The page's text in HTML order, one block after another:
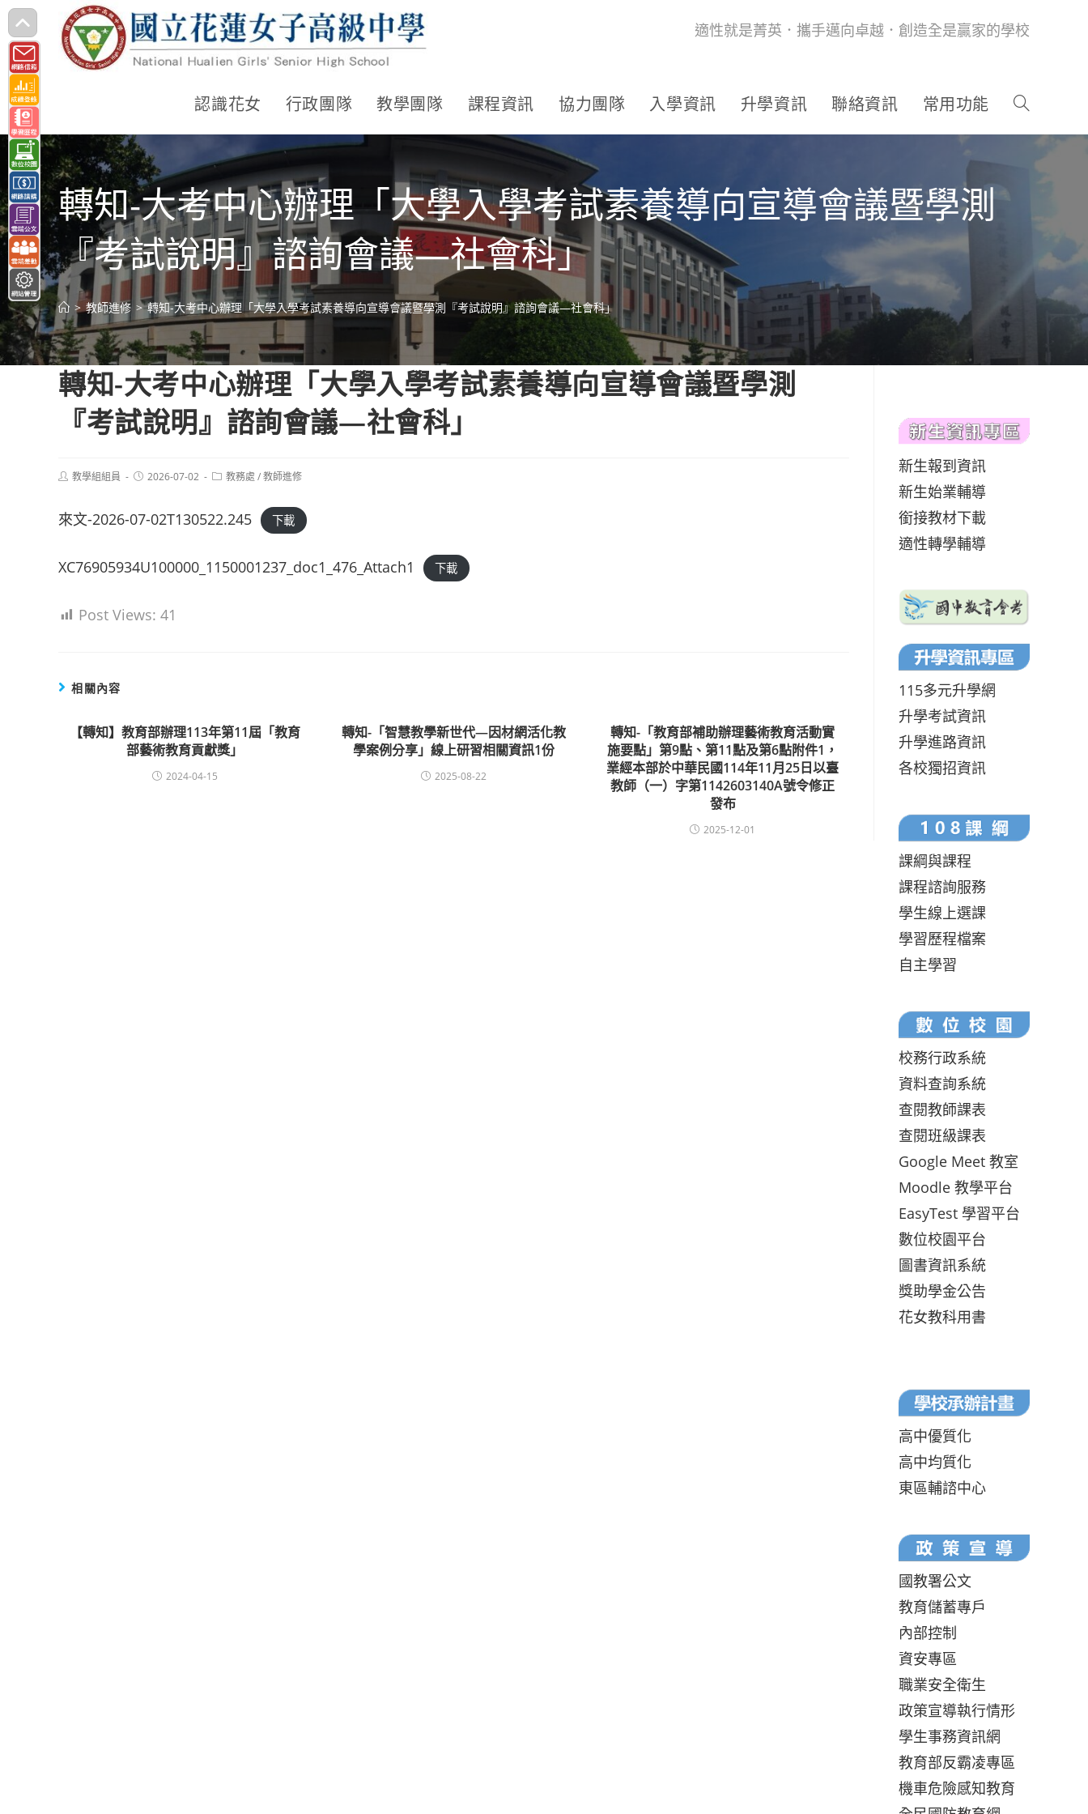
跳
轉
至
主
要
內
容
適性就是菁英．攜手邁向卓越．創造全是贏家的學校
認識花女 行政團隊 教學團隊 課程資訊 協力團隊 入學資訊 升學資訊 聯絡資訊 常用功能
轉知-大考中心辦理「大學入學考試素養導向宣導會議暨學測
『考試說明』諮詢會議—社會科」
> 教師進修 > 轉知-大考中心辦理「大學入學考試素養導向宣導會議暨學測『考試說明』諮詢會議—社會科」
轉知-大考中心辦理「大學入學考試素養導向宣導會議暨學測
『考試說明』諮詢會議—社會科」
Post教學組組員
Post2026-07-02
Post教務處 /教師進修
來文-2026-07-02T130522.245 下載
XC76905934U100000_1150001237_doc1_476_Attach1 下載
Post Views: 41
相關內容
【轉知】教育部辦理113年第11屆「教育
部藝術教育貢獻獎」
2024-04-15
轉知-「智慧教學新世代—因材網活化教
學案例分享」線上研習相關資訊1份
2025-08-22
轉知-「教育部補助辦理藝術教育活動實
施要點」第9點、第11點及第6點附件1，
業經本部於中華民國114年11月25日以臺
教師（一）字第1142603140A號令修正
發布
2025-12-01
新生報到資訊
新生始業輔導
銜接教材下載
適性轉學輔導
115多元升學網
升學考試資訊
升學進路資訊
各校獨招資訊
課綱與課程
課程諮詢服務
學生線上選課
學習歷程檔案
自主學習
校務行政系統
資料查詢系統
查閱教師課表
查閱班級課表
Google Meet 教室
Moodle 教學平台
EasyTest 學習平台
數位校園平台
圖書資訊系統
獎助學金公告
花女教科用書
高中優質化
高中均質化
東區輔諮中心
國教署公文
教育儲蓄專戶
內部控制
資安專區
職業安全衛生
政策宣導執行情形
學生事務資訊網
教育部反霸凌專區
機車危險感知教育